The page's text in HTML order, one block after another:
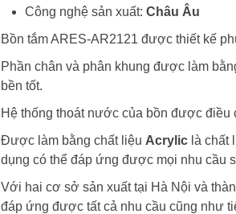
Công nghệ sản xuất: Châu Âu
Bồn tắm ARES-AR2121 được thiết kế
Phần chân và phân khung được làm
bền tốt.
Hệ thống thoát nước của bồn được
Được làm bằng chất liệu Acrylic là
dụng có thể đáp ứng được mọi nhu cầu
Với hai cơ sở sản xuất tại Hà Nội và
đáp ứng được tất cả nhu cầu cũng như